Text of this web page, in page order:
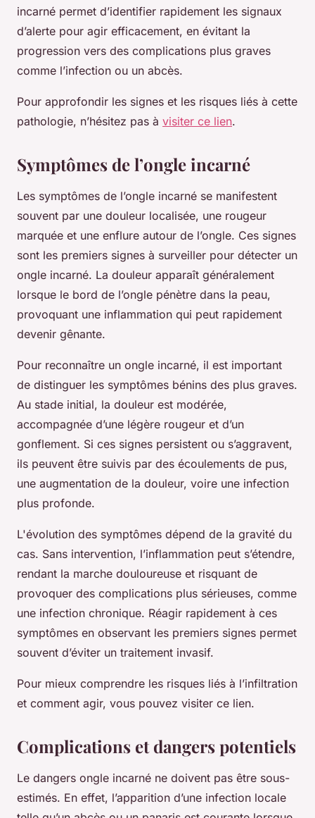
incarné permet d’identifier rapidement les signaux
d’alerte pour agir efficacement, en évitant la
progression vers des complications plus graves
comme l’infection ou un abcès.
Pour approfondir les signes et les risques liés à cette
pathologie, n’hésitez pas à visiter ce lien.
Symptômes de l’ongle incarné
Les symptômes de l’ongle incarné se manifestent
souvent par une douleur localisée, une rougeur
marquée et une enflure autour de l’ongle. Ces signes
sont les premiers signes à surveiller pour détecter un
ongle incarné. La douleur apparaît généralement
lorsque le bord de l’ongle pénètre dans la peau,
provoquant une inflammation qui peut rapidement
devenir gênante.
Pour reconnaître un ongle incarné, il est important
de distinguer les symptômes bénins des plus graves.
Au stade initial, la douleur est modérée,
accompagnée d’une légère rougeur et d’un
gonflement. Si ces signes persistent ou s’aggravent,
ils peuvent être suivis par des écoulements de pus,
une augmentation de la douleur, voire une infection
plus profonde.
L'évolution des symptômes dépend de la gravité du
cas. Sans intervention, l’inflammation peut s’étendre,
rendant la marche douloureuse et risquant de
provoquer des complications plus sérieuses, comme
une infection chronique. Réagir rapidement à ces
symptômes en observant les premiers signes permet
souvent d’éviter un traitement invasif.
Pour mieux comprendre les risques liés à l’infiltration
et comment agir, vous pouvez visiter ce lien.
Complications et dangers potentiels
Le dangers ongle incarné ne doivent pas être sous-
estimés. En effet, l’apparition d’une infection locale